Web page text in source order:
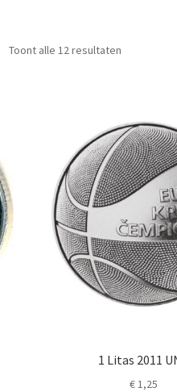
Toont alle 12 resultaten
1 Litas 2011
€ 1,25